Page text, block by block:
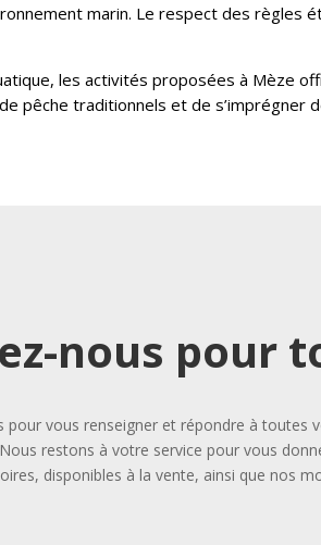
marin. Le respect des règles
les activités proposées à Mèze
pêche traditionnels et de s’imprégner
nous pour
pour vous renseigner et répondre à toutes
restons à votre service pour vous
disponibles à la vente, ainsi que nos